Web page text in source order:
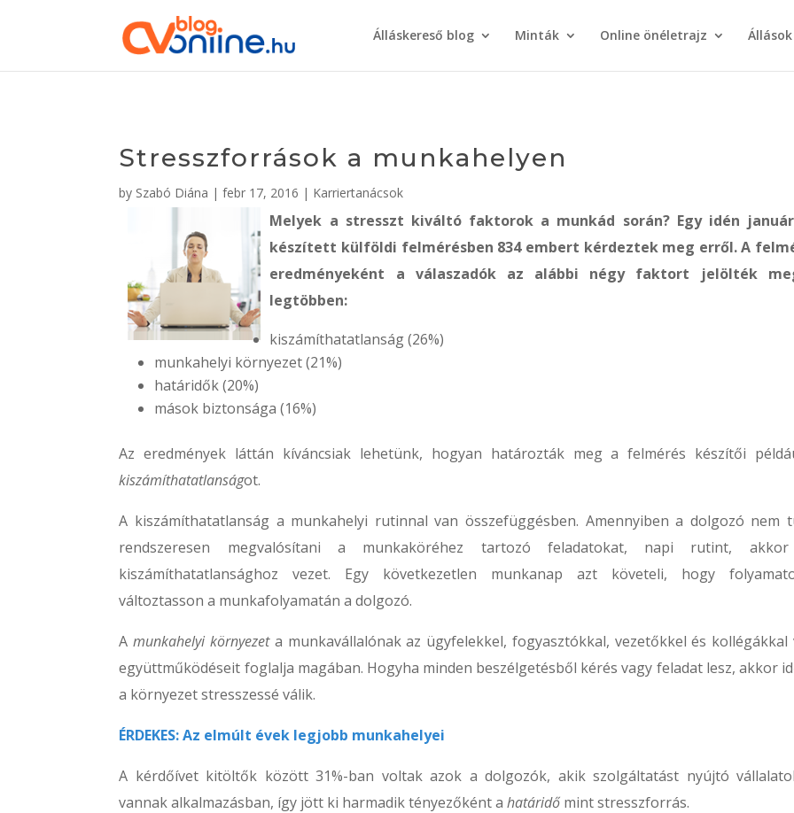
Álláskereső blog Minták Online önéletrajz Állások
Stresszforrások a munkahelyen
by Szabó Diána |febr 17, 2016 | Karriertanácsok
Melyek a stresszt kiváltó faktorok a munkád során? Egy idén
készített külföldi felmérésben 834 embert kérdeztek meg erről. A
eredményeként a válaszadók az alábbi négy faktort jelölték
legtöbben:
kiszámíthatatlanság (26%)
munkahelyi környezet (21%)
határidők (20%)
mások biztonsága (16%)
Az eredmények láttán kíváncsiak lehetünk, hogyan határozták meg a felmérés készítői
kiszámíthatatlanságot.
A kiszámíthatatlanság a munkahelyi rutinnal van összefüggésben. Amennyiben a dolgozó nem
rendszeresen megvalósítani a munkaköréhez tartozó feladatokat, napi rutint,
kiszámíthatatlansághoz vezet. Egy következetlen munkanap azt követeli, hogy
változtasson a munkafolyamatán a dolgozó.
Amunkahelyi környezeta munkavállalónak az ügyfelekkel, fogyasztókkal, vezetőkkel és kollégákkal
együttműködéseit foglalja magában. Hogyha minden beszélgetésből kérés vagy feladat lesz, akkor
a környezet stresszessé válik.
ÉRDEKES: Az elmúlt évek legjobb munkahelyei
A kérdőívet kitöltők között 31%-ban voltak azok a dolgozók, akik szolgáltatást nyújtó
vannak alkalmazásban, így jött ki harmadik tényezőként ahatáridő mint stresszforrás.